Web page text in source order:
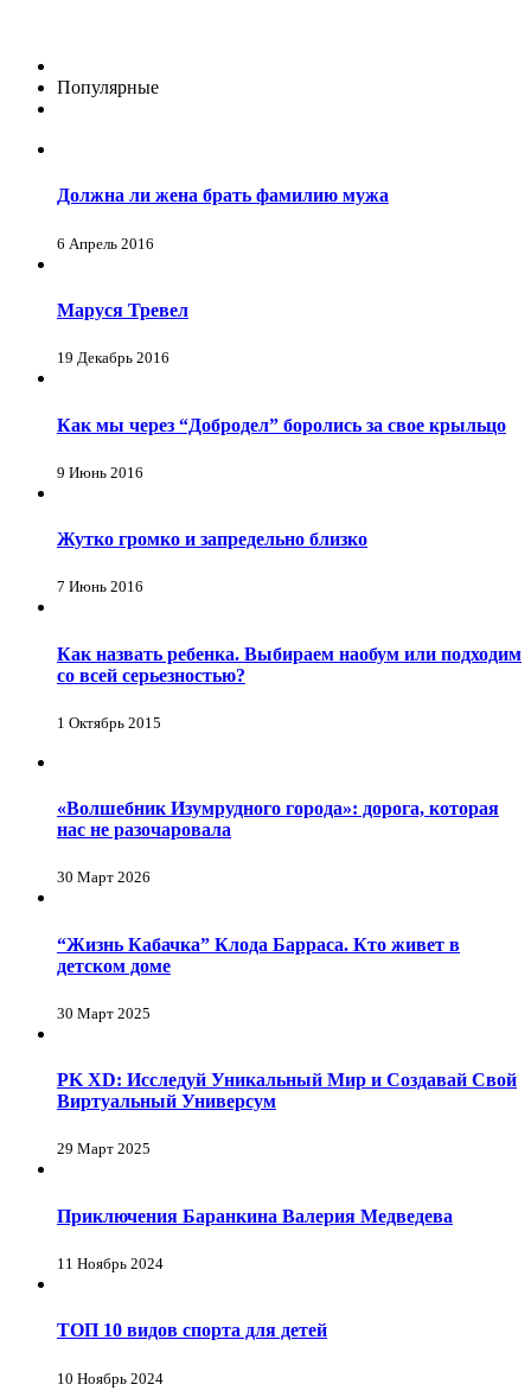
Популярные
Должна ли жена брать фамилию мужа
6 Апрель 2016
Маруся Тревел
19 Декабрь 2016
Как мы через “Добродел” боролись за свое крыльцо
9 Июнь 2016
Жутко громко и запредельно близко
7 Июнь 2016
Как назвать ребенка. Выбираем наобум или подходим
со всей серьезностью?
1 Октябрь 2015
«Волшебник Изумрудного города»: дорога, которая
нас не разочаровала
30 Март 2026
“Жизнь Кабачка” Клода Барраса. Кто живет в
детском доме
30 Март 2025
PK XD: Исследуй Уникальный Мир и Создавай Свой
Виртуальный Универсум
29 Март 2025
Приключения Баранкина Валерия Медведева
11 Ноябрь 2024
ТОП 10 видов спорта для детей
10 Ноябрь 2024